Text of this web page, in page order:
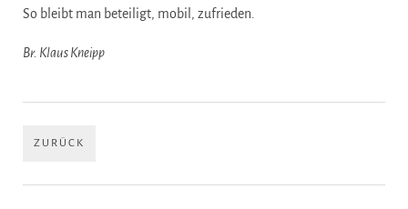
So bleibt man beteiligt, mobil, zufrieden.
Br. Klaus Kneipp
ZURÜCK